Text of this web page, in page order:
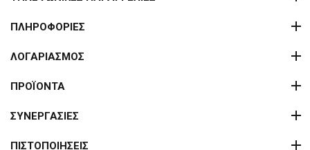
ΠΛΗΡΟΦΟΡΙΕΣ
ΛΟΓΑΡΙΑΣΜΟΣ
ΠΡΟΪΟΝΤΑ
ΣΥΝΕΡΓΑΣΙΕΣ
ΠΙΣΤΟΠΟΙΗΣΕΙΣ